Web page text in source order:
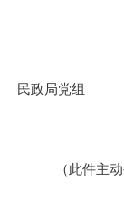
民政局党组
（此件主